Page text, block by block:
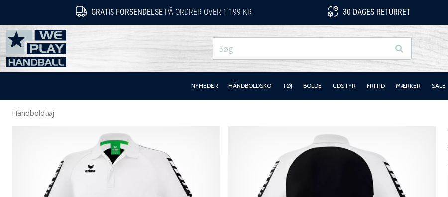
GRATIS FORSENDELSE PÅ ORDRER OVER 1 199 KR 30 DAGES RETURRET
WePlayHandball.dk
NYHEDER HÅNDBOLDSKO TØJ BOLDE UDSTYR FRITID MÆRKER SALE
Håndboldtøj